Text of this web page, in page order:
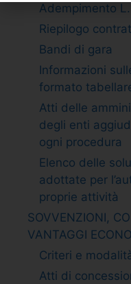
Adempimento
Riepilogo
Bandi di gara
Informazioni
formato
Atti delle
degli enti
ogni procedura
Elenco delle
adottate per
proprie attività
SOVVENZIONI,
VANTAGGI
Criteri e
Atti di